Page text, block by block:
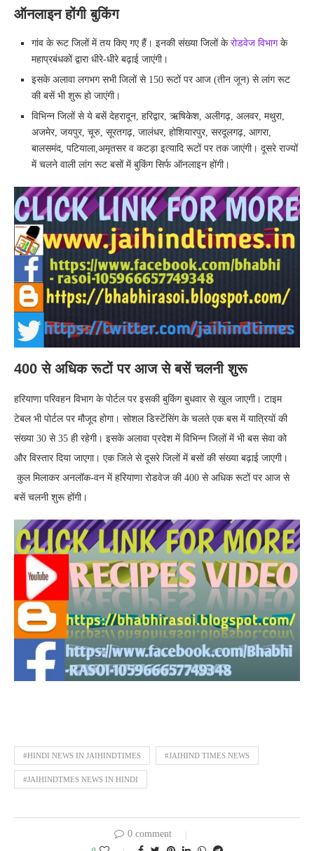
ऑनलाइन होंगी बुकिंग
गांव के रूट जिलों में तय किए गए हैं। इनकी संख्या जिलों के रोडवेज विभागके
महाप्रबंधकों द्वारा धीरे-धीरे बढ़ाई जाएंगी।
इसके अलावा लगभग सभी जिलों से 150 रूटों पर आज (तीन जून) से लांग रूट
की बसें भी शुरू हो जाएंगी।
विभिन्न जिलों से ये बसें देहरादून, हरिद्वार, ऋषिकेश, अलीगढ़, अलवर, मथुरा,
अजमेर, जयपुर, चूरु, सूरतगढ़, जालंधर, होशियारपुर, सरदूलगढ़, आगरा,
बालसमंद, पटियाला,अमृतसर व कटड़ा इत्यादि रूटों पर तक जाएंगी। दूसरे राज्यों
में चलने वाली लांग रूट बसों में बुकिंग सिर्फ ऑनलाइन होंगी।
400 से अधिक रूटों पर आज से बसें चलनी शुरू
हरियाणा परिवहन विभाग के पोर्टल पर इसकी बुकिंग बुधवार से खुल जाएगी। टाइम
टेबल भी पोर्टल पर मौजूद होगा। सोशल डिस्टेंसिंग के चलते एक बस में यात्रियों की
संख्या 30 से 35 ही रहेगी। इसके अलावा प्रदेश में विभिन्न जिलों में भी बस सेवा को
और विस्तार दिया जाएगा। एक जिले से दूसरे जिलों में बसों की संख्या बढ़ाई जाएगी।
कुल मिलाकर अनलॉक-वन में हरियाणा रोडवेज की 400 से अधिक रूटों पर आज से
बसें चलनी शुरू होंगी।
#HINDI NEWS IN JAIHINDTIMES #JAIHIND TIMES NEWS
#JAIHINDTMES NEWS IN HINDI
0 comment